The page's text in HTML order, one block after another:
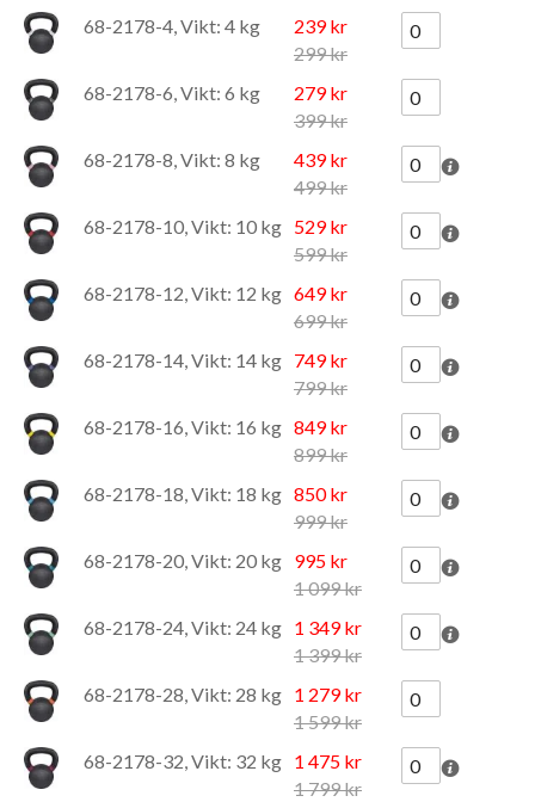
68-2178-4, Vikt: 4 kg
239 kr
299 kr
68-2178-6, Vikt: 6 kg
279 kr
399 kr
68-2178-8, Vikt: 8 kg
439 kr
499 kr
68-2178-10, Vikt: 10 kg 529 kr
599 kr
68-2178-12, Vikt: 12 kg 649 kr
699 kr
68-2178-14, Vikt: 14 kg 749 kr
799 kr
68-2178-16, Vikt: 16 kg 849 kr
899 kr
68-2178-18, Vikt: 18 kg 850 kr
999 kr
68-2178-20, Vikt: 20 kg 995 kr
1 099 kr
68-2178-24, Vikt: 24 kg 1 349 kr
1 399 kr
68-2178-28, Vikt: 28 kg 1 279 kr
1 599 kr
68-2178-32, Vikt: 32 kg 1 475 kr
1 799 kr